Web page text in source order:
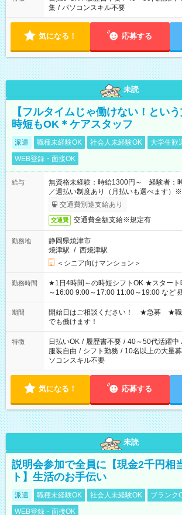
集 / パソコンスキル不要
気になる！ 応募する
未読
【フルタイムじゃ働けない！とい
時短もOK＊ケアスタッフ
派遣 職種未経験OK 社会人未経験OK 大学生歓
WEB登録・面接OK
給与
無資格未経験：時給1300円～ 経験者：
／週払い制度あり（月払いも選べます）※
了次第のお支払いとなります。
交通費別途支給あり
交通費 交通費全額支給※規定有
勤務地
静岡県焼津市
焼津駅 / 西焼津駅
＜シニア向けマンション＞
勤務時間
★1日4時間～の時短シフトOK ★スタート時間選べます！ 7:00
～16:00 9:00～17:00 11:00～19:00 など 残業なし
の場合、他のお仕事と合わせ週40時間超
せん ※法令に基づき、週20時間以上勤務
象となります ※労働者派遣法（日雇い派
り、短時間・短期間の就業はご案内が難
期間
開始日はご相談ください！ ★急募 ★職
でも働けます！
特徴 日払いOK / 履歴書不要 / 40～50代活躍中
服装自由 / シフト勤務 / 10名以上の大量
ソコンスキル不要
気になる！ 応募する
未読
説明会参加で全員に【現金2千円相
ト】生活のお手伝い
派遣 職種未経験OK 社会人未経験OK
ブランク
WEB登録・面接OK